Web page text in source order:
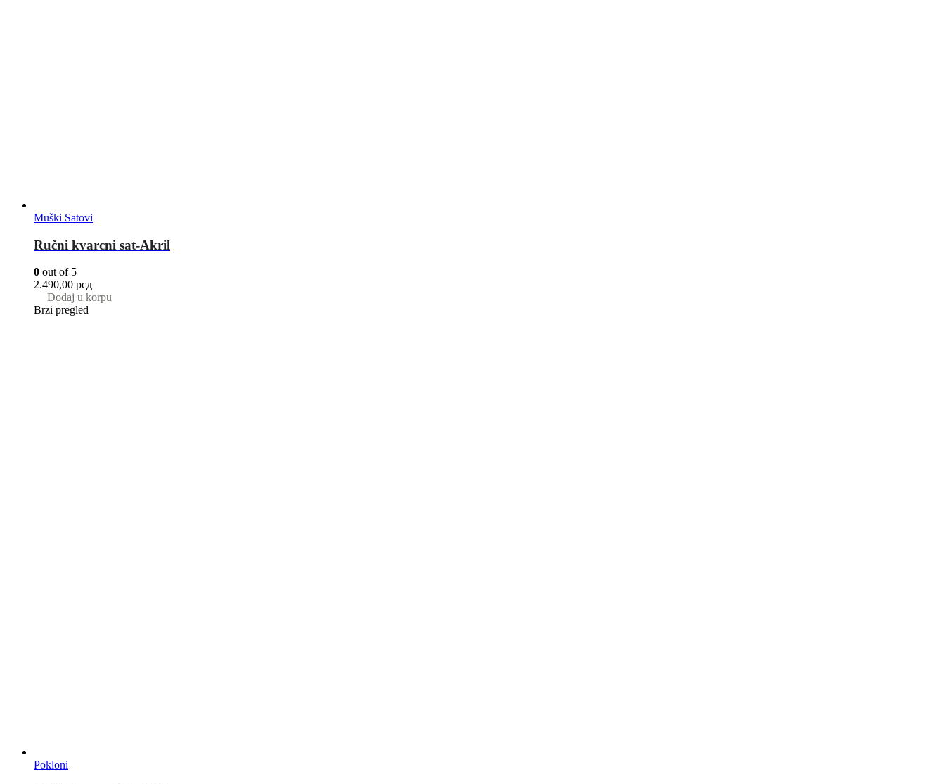
Muški Satovi
Ručni kvarcni sat-Akril
0 out of 5
2.490,00 рсд
Dodaj u korpu
Brzi pregled
Pokloni